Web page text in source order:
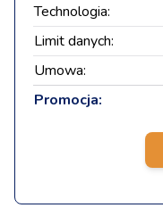
Technologia:
Limit danych:
Umowa:
Promocja: